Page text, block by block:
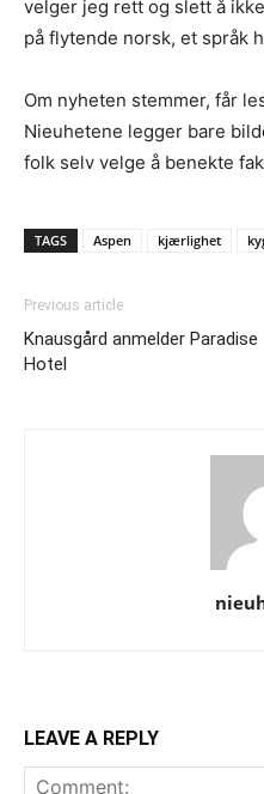
velger jeg rett og slett å
på flytende norsk, et språk
Om nyheten stemmer, får
Nieuhetene legger bare
folk selv velge å benekte
TAGS Aspen kjærlighet
Previous article
Knausgård anmelder Paradise
Hotel
LEAVE A REPLY